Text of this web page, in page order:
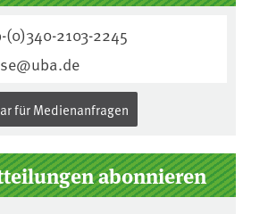
(0)340-2103-2245
für Medienanfragen
abonnieren